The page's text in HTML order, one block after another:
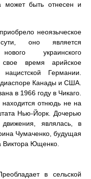
может быть отнесен и
неоязыческое
оно является
украинского
время арийское
Германии.
диаспоре Канады и США.
в 1966 году в Чикаго.
отнюдь не на
Нью-Йорк. Дочерью
движения, являлась, в
Чумаченко, будущая
Виктора Ющенко.
в сельской